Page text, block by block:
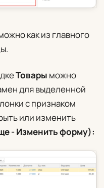
как из главного
Товары можно
для выделенной
с признаком
или изменить
- Изменить форму):